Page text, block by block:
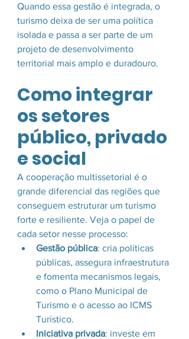
Quando essa gestão é integrada, o
turismo deixa de ser uma política
isolada e passa a ser parte de um
projeto de desenvolvimento
territorial mais amplo e duradouro.
Como integrar
os setores
público, privado
e social
A cooperação multissetorial é o
grande diferencial das regiões que
conseguem estruturar um turismo
forte e resiliente. Veja o papel de
cada setor nesse processo:
Gestão pública: cria políticas
públicas, assegura infraestrutura
e fomenta mecanismos legais,
como o Plano Municipal de
Turismo e o acesso ao ICMS
Turístico.
Iniciativa privada: investe em